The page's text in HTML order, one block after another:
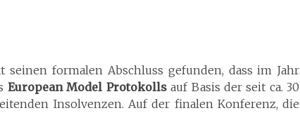
seinen formalen Abschluss gefunden, dass im Jahr
European Model Protokollsauf Basis der seit ca. 30
Insolvenzen. Auf der finalen Konferenz, die